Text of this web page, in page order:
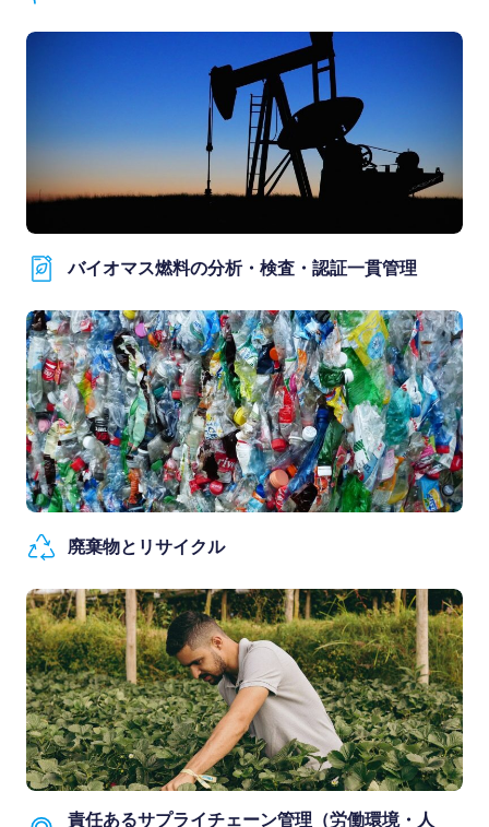
バイオマス燃料の分析・検査・認証一貫管理
廃棄物とリサイクル
責任あるサプライチェーン管理（労働環境・人